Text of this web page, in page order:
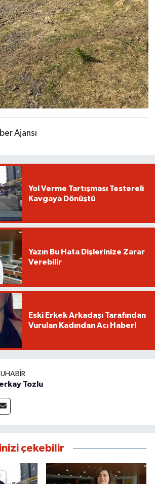
Ajansı
Yol Verme Tartışması Testereli
Kavgaya Dönüştü
Yazın Bu Hata Dişlerinize Zarar
Verebilir
Eski Erkek Arkadaşı Tarafından
Vurulan Kadından Acı Haber!
Tozlu
çekebilir